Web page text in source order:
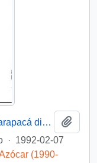
[Carta del Intendente Regional de Tarapacá dirigida al Jefe de Gabinete Presidencial]
· 1992-02-07
(1990-